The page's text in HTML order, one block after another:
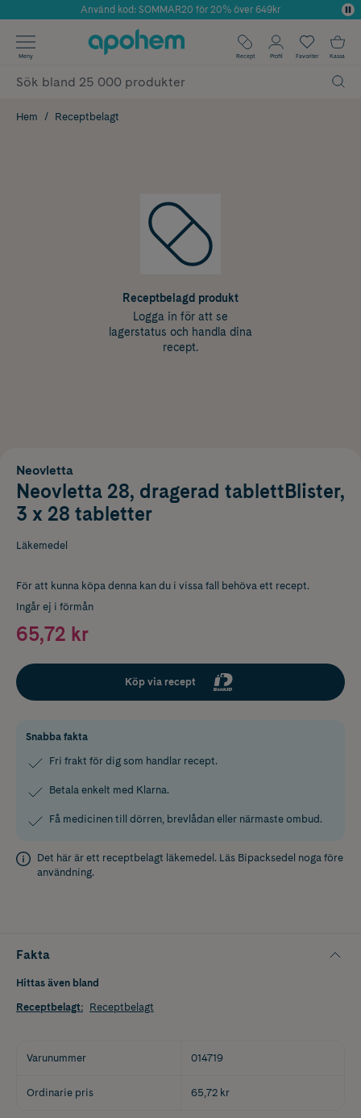
Använd kod: SOMMAR20 för 20% över 649kr
✓ Fri frakt
✓ Poäng på alla köp*
Meny Recept Profil Favoriter Kassa
Hem Receptbelagt
Receptbelagd produkt
Logga in för att se
lagerstatus och handla dina
recept.
Neovletta
Neovletta 28, dragerad tablettBlister,
3 x 28 tabletter
Läkemedel
För att kunna köpa denna kan du i vissa fall behöva ett recept.
Ingår ej i förmån
65,72 kr
Köp via recept
Snabba fakta
Fri frakt för dig som handlar recept.
Betala enkelt med Klarna.
Få medicinen till dörren, brevlådan eller närmaste ombud.
Det här är ett receptbelagt läkemedel. Läs Bipacksedel noga före
användning.
Fakta
Hittas även bland
Receptbelagt: Receptbelagt
Varunummer 014719
Ordinarie pris 65,72 kr